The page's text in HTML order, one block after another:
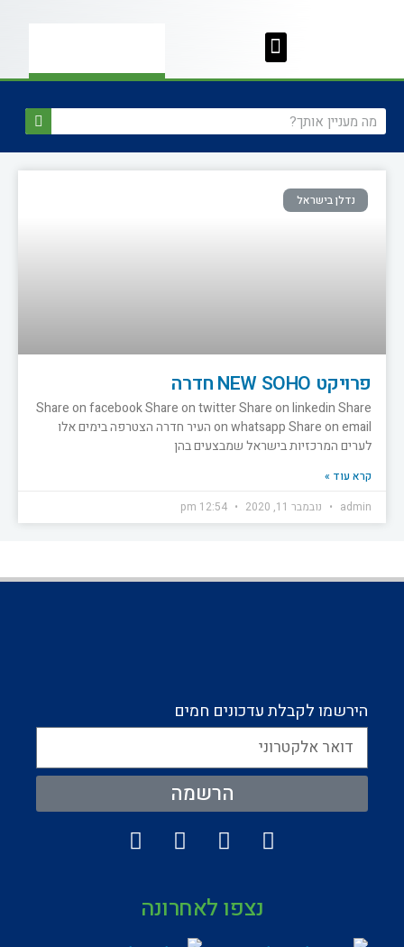
נדלן בישראל
פרויקט NEW SOHO חדרה
Share on facebook Share on twitter Share on linkedin Share
on whatsapp Share on email העיר חדרה הצטרפה בימים אלו
לערים המרכזיות בישראל שמבצעים בהן
קרא עוד »
admin
נובמבר 11, 2020
הירשמו לקבלת עדכונים חמים
הרשמה
נצפו לאחרונה